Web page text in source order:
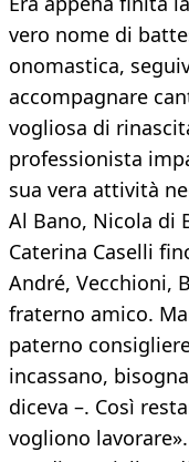
vero nome di
onomastica,
accompagnare
vogliosa di
professionista
sua vera attività
Al Bano, Nicola di
Caterina Caselli
André, Vecchioni,
fraterno amico.
paterno
incassano,
diceva –. Così
vogliono